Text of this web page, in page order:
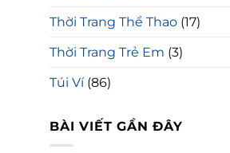
Thời Trang Thể Thao (17)
Thời Trang Trẻ Em (3)
Túi Ví(86)
BÀI VIẾT GẦN ĐÂY